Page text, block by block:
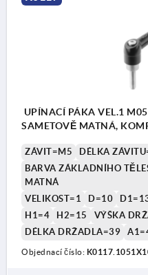
UPÍNACÍ PÁKA VEL.1
SAMETOVĚ MATNÁ,
ZÁVIT=M5
DÉLKA
BARVA ZÁKLADNÍHO
MATNÁ
VELIKOST=1
D=10
H1=4
H2=15 VÝŠKA
DÉLKA DRŽADLA=39
Objednací číslo: